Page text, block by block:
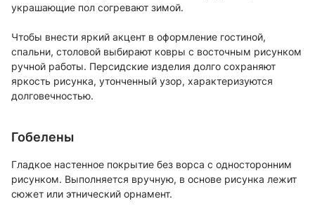
украшающие пол согревают зимой.
Чтобы внести яркий акцент в оформление гостиной,
спальни, столовой выбирают ковры с восточным рисунком
ручной работы. Персидские изделия долго сохраняют
яркость рисунка, утонченный узор, характеризуются
долговечностью.
Гобелены
Гладкое настенное покрытие без ворса с односторонним
рисунком. Выполняется вручную, в основе рисунка лежит
сюжет или этнический орнамент.